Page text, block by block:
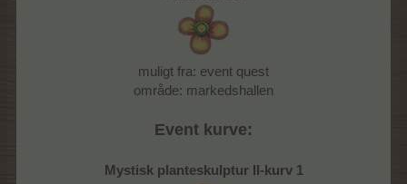
muligt fra: event quest
område: markedshallen
Event kurve:
Mystisk planteskulptur II-kurv 1